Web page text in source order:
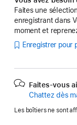
Faites une
enregistrant dans
moment et
Enregistrer pour
Faites-vous
Chattez dès
Les boîtiers ne sont